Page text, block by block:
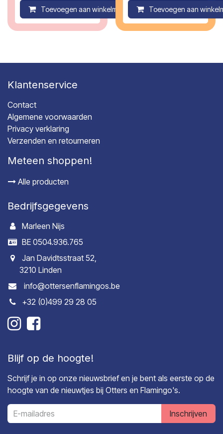
Toevoegen aan winkelmandje Compare
Toevoegen aan
Klantenservice
Contact
Algemene voorwaarden
Privacy verklaring
Verzenden en retourneren
Meteen shoppen!
Alle producten
Bedrijfsgegevens
Marleen Nijs
BE 0504.936.765
Jan Davidtsstraat 52,
3210 Linden
info@ottersenflamingos.be
+32 (0)499 29 28 05
Blijf op de hoogte!
Schrijf je in op onze nieuwsbrief en je bent als eerste op de
hoogte van de nieuwtjes bij Otters en Flamingo's.
Inschrijven